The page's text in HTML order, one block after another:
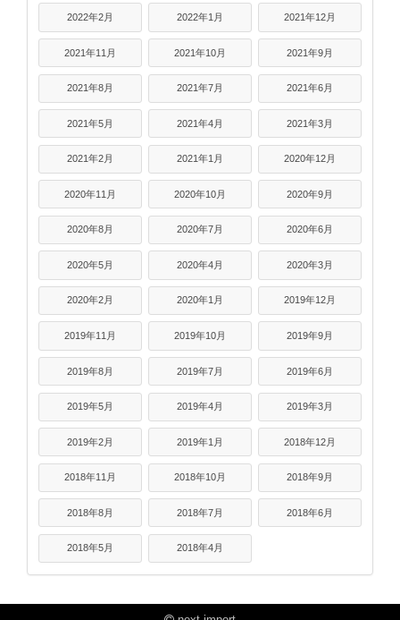
2022年2月 2022年1月 2021年12月
2021年11月 2021年10月 2021年9月
2021年8月 2021年7月 2021年6月
2021年5月 2021年4月 2021年3月
2021年2月 2021年1月 2020年12月
2020年11月 2020年10月 2020年9月
2020年8月 2020年7月 2020年6月
2020年5月 2020年4月 2020年3月
2020年2月 2020年1月 2019年12月
2019年11月 2019年10月 2019年9月
2019年8月 2019年7月 2019年6月
2019年5月 2019年4月 2019年3月
2019年2月 2019年1月 2018年12月
2018年11月 2018年10月 2018年9月
2018年8月 2018年7月 2018年6月
2018年5月 2018年4月